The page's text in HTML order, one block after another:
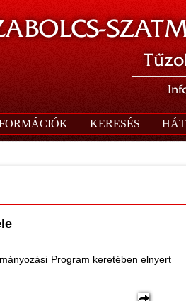
KERESÉS
Program keretében elnyert